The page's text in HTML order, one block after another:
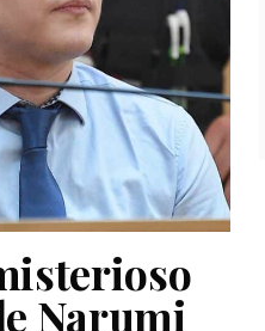
Narumi